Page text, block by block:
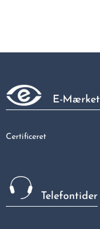
201,89 kr
E-Mærket
Certificeret
Telefontider